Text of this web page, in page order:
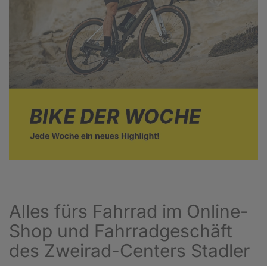
Alles fürs Fahrrad im Online-
Shop und Fahrradgeschäft
des Zweirad-Centers Stadler